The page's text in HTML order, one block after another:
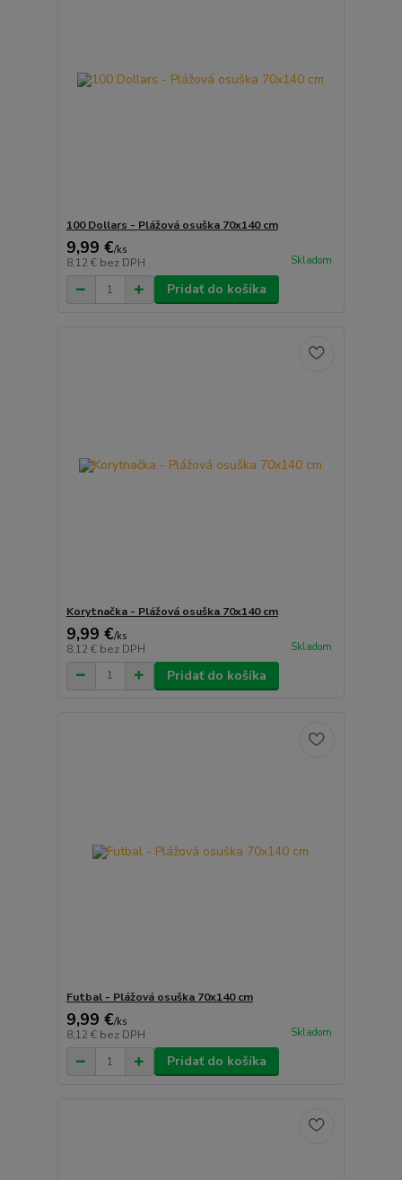
100 Dollars - Plážová osuška 70x140 cm
9,99 €/ks
8,12 € bez DPH Skladom
Pridať do košíka
Korytnačka - Plážová osuška 70x140 cm
9,99 €/ks
8,12 € bez DPH Skladom
Pridať do košíka
Futbal - Plážová osuška 70x140 cm
9,99 €/ks
8,12 € bez DPH Skladom
Pridať do košíka